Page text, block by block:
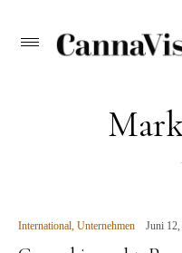
Skip Primary
Menu
International, Unternehmen Juni